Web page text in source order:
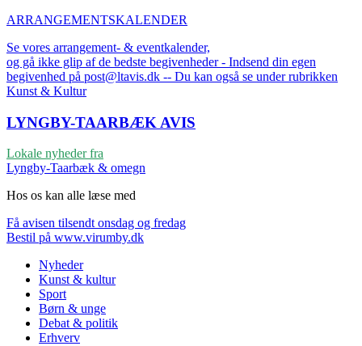
ARRANGEMENTSKALENDER
Se vores arrangement- & eventkalender,
og gå ikke glip af de bedste begivenheder - Indsend din egen
begivenhed på post@ltavis.dk -- Du kan også se under rubrikken
Kunst & Kultur
LYNGBY-TAARBÆK AVIS
Lokale nyheder fra
Lyngby-Taarbæk & omegn
Hos os kan alle læse med
Få avisen tilsendt onsdag og fredag
Bestil på www.virumby.dk
Nyheder
Kunst & kultur
Sport
Børn & unge
Debat & politik
Erhverv